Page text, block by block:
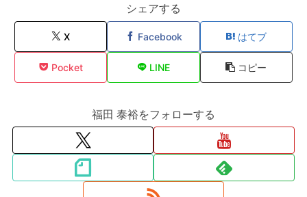
シェアする
X Facebook はてブ
Pocket LINE コピー
福田 泰裕をフォローする